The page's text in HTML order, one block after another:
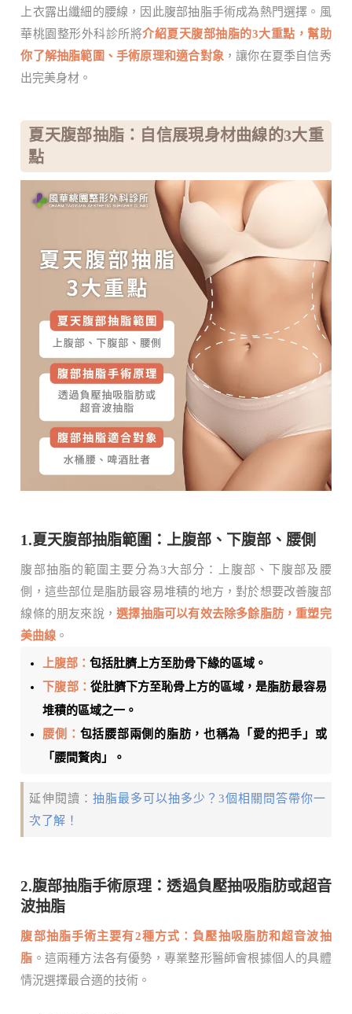
上衣露出纖細的腰線，因此腹部抽脂手術成為熱門選擇。風
華桃園整形外科診所將介紹夏天腹部抽脂的3大重點，幫助
你了解抽脂範圍、手術原理和適合對象 ，讓你在夏季自信秀
出完美身材。
夏天腹部抽脂：自信展現身材曲線的3大重
點
1.夏天腹部抽脂範圍：上腹部、下腹部、腰側
腹部抽脂的範圍主要分為3大部分：上腹部、下腹部及腰
側，這些部位是脂肪最容易堆積的地方，對於想要改善腹部
線條的朋友來說，選擇抽脂可以有效去除多餘脂肪，重塑完
美曲線 。
上腹部：包括肚臍上方至肋骨下緣的區域。
下腹部： 從肚臍下方至恥骨上方的區域，是脂肪最容易
堆積的區域之一。
腰側： 包括腰部兩側的脂肪，也稱為「愛的把手」或
「腰間贅肉」。
延伸閱讀： 抽脂最多可以抽多少？3個相關問答帶你一
次了解！
2.腹部抽脂手術原理：透過負壓抽吸脂肪或超音
波抽脂
腹部抽脂手術主要有2種方式：負壓抽吸脂肪和超音波抽
脂 。這兩種方法各有優勢，專業整形醫師會根據個人的具體
情況選擇最合適的技術。